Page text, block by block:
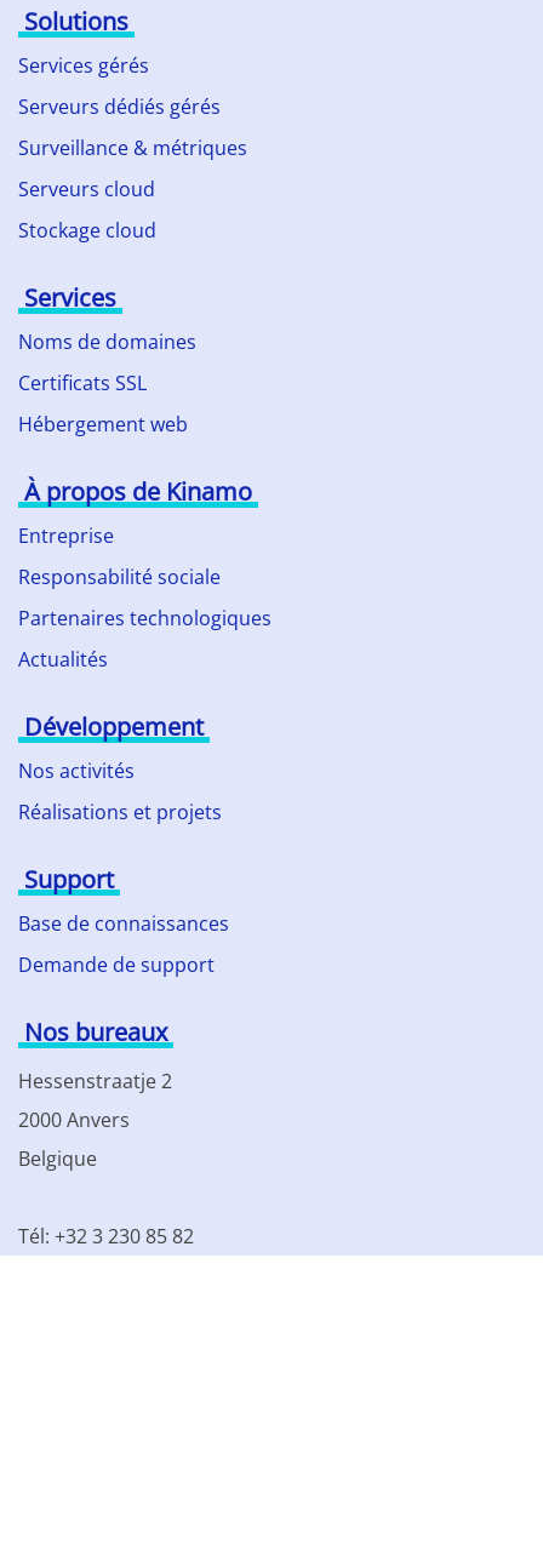
Solutions
Services gérés
Serveurs dédiés gérés
Surveillance & métriques
Serveurs cloud
Stockage cloud
Services
Noms de domaines
Certificats SSL
Hébergement web
À propos de Kinamo
Entreprise
Responsabilité sociale
Partenaires technologiques
Actualités
Développement
Nos activités
Réalisations et projets
Support
Base de connaissances
Demande de support
Nos bureaux
Hessenstraatje 2
2000 Anvers
Belgique
Tél: +32 3 230 85 82